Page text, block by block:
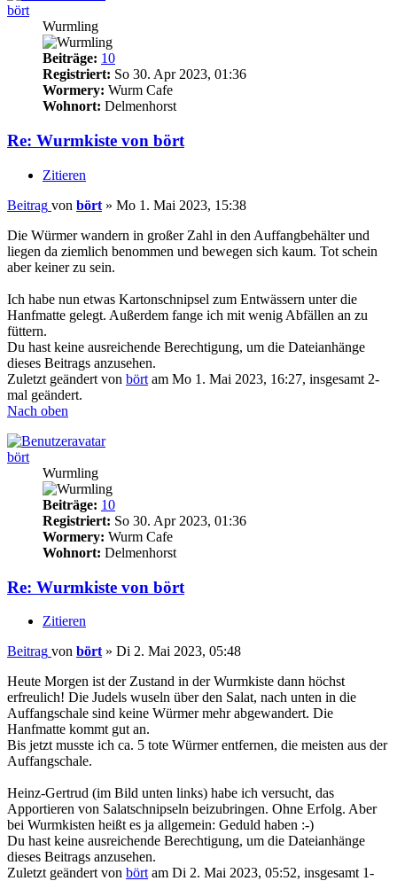
bört
Wurmling
Beiträge: 10
Registriert: So 30. Apr 2023, 01:36
Wormery: Wurm Cafe
Wohnort: Delmenhorst
Re: Wurmkiste von bört
Zitieren
Beitrag von bört » Mo 1. Mai 2023, 15:38
Die Würmer wandern in großer Zahl in den Auffangbehälter und
liegen da ziemlich benommen und bewegen sich kaum. Tot schein
aber keiner zu sein.
Ich habe nun etwas Kartonschnipsel zum Entwässern unter die
Hanfmatte gelegt. Außerdem fange ich mit wenig Abfällen an zu
füttern.
Du hast keine ausreichende Berechtigung, um die Dateianhänge
dieses Beitrags anzusehen.
Zuletzt geändert von bört am Mo 1. Mai 2023, 16:27, insgesamt 2-
mal geändert.
Nach oben
bört
Wurmling
Beiträge: 10
Registriert: So 30. Apr 2023, 01:36
Wormery: Wurm Cafe
Wohnort: Delmenhorst
Re: Wurmkiste von bört
Zitieren
Beitrag von bört » Di 2. Mai 2023, 05:48
Heute Morgen ist der Zustand in der Wurmkiste dann höchst
erfreulich! Die Judels wuseln über den Salat, nach unten in die
Auffangschale sind keine Würmer mehr abgewandert. Die
Hanfmatte kommt gut an.
Bis jetzt musste ich ca. 5 tote Würmer entfernen, die meisten aus der
Auffangschale.
Heinz-Gertrud (im Bild unten links) habe ich versucht, das
Apportieren von Salatschnipseln beizubringen. Ohne Erfolg. Aber
bei Wurmkisten heißt es ja allgemein: Geduld haben :-)
Du hast keine ausreichende Berechtigung, um die Dateianhänge
dieses Beitrags anzusehen.
Zuletzt geändert von bört am Di 2. Mai 2023, 05:52, insgesamt 1-